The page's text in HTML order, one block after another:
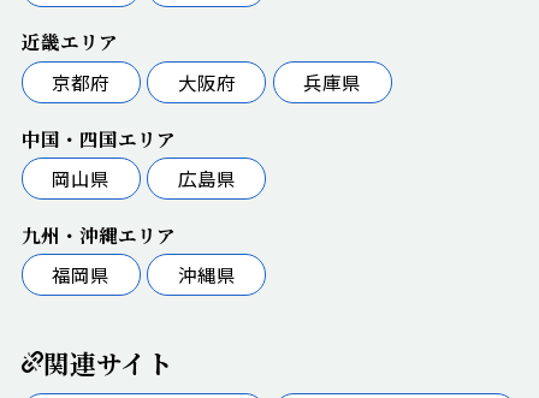
近畿エリア
京都府
大阪府 兵庫県
中国・四国エリア
岡山県
広島県
九州・沖縄エリア
福岡県
沖縄県
関連サイト